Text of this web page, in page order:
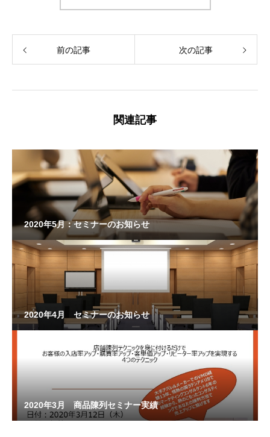
前の記事 次の記事
関連記事
2020年5月：セミナーのお知らせ
2020年4月 セミナーのお知らせ
2020年3月 商品陳列セミナー実績